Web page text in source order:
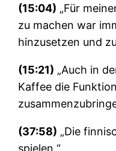
(15:04) „Für
zu machen war
hinzusetzen und
(15:21) „Auch in
Kaffee die
(37:58) „Die
spielen.“